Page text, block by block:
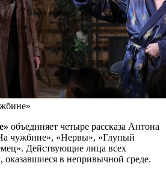
объединяет четыре рассказа Антона
чужбине», «Нервы», «Глупый
Действующие лица всех
в непривычной среде.